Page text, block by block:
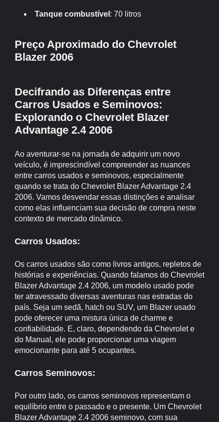
Tanque combustível : 70 litros
Preço Aproximado do Chevrolet
Blazer 2006
Decifrando as Diferenças entre
Carros Usados e Seminovos:
Explorando o Chevrolet Blazer
Advantage 2.4 2006
Ao aventurar-se na jornada de adquirir um novo
veículo, é imprescindível compreender as nuances
entre carros usados e seminovos, especialmente
quando se trata do Chevrolet Blazer Advantage 2.4
2006. Vamos desvendar essas distinções e analisar
como elas influenciam sua decisão de compra neste
contexto de mercado dinâmico.
Carros Usados:
Os carros usados são como livros antigos, repletos de
histórias e experiências. Quando falamos do Chevrolet
Blazer Advantage 2.4 2006, um modelo usado pode
ter atravessado diversas aventuras nas estradas do
país. Seja um sedã, hatch ou SUV, um Blazer usado
pode oferecer uma mistura única de charme e
confiabilidade. E, claro, dependendo da Chevrolet e
do Manual, ele pode proporcionar uma viagem
emocionante para até 5 ocupantes.
Carros Seminovos:
Por outro lado, os carros seminovos representam o
equilíbrio entre o passado e o presente. Um Chevrolet
Blazer Advantage 2.4 2006 seminovo, com sua